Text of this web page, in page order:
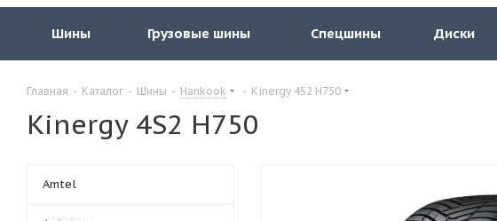
Шины Грузовые шины Спецшины Диски
Главная - Каталог - Шины - Hankook - Kinergy 4S2 H750
Kinergy 4S2 H750
Amtel